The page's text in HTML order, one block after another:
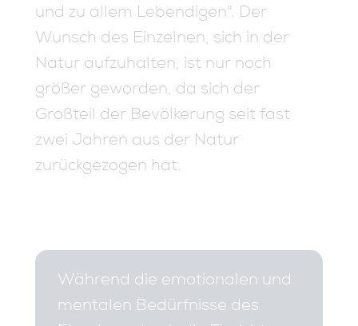
und zu allem Lebendigen". Der
Wunsch des Einzelnen, sich in der
Natur aufzuhalten, ist nur noch
größer geworden, da sich der
Großteil der Bevölkerung seit fast
zwei Jahren aus der Natur
zurückgezogen hat.
Während die emotionalen und
mentalen Bedürfnisse des